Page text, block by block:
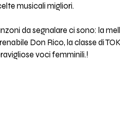
musicali migliori.
da segnalare ci sono: la
Don Rico, la classe di
voci femminili.!